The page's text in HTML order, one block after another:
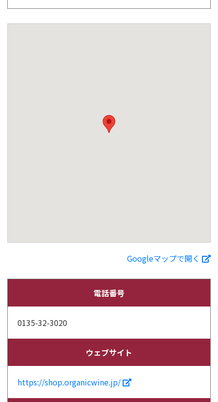
Googleマップで開く
電話番号
0135-32-3020
ウェブサイト
https://shop.organicwine.jp/